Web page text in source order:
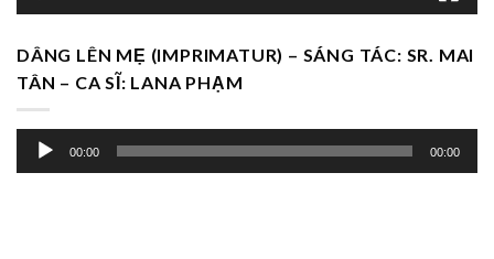
DÂNG LÊN MẸ (IMPRIMATUR) – SÁNG TÁC: SR. MAI
TÂN – CA SĨ: LANA PHẠM
Trình
chơi
00:00 00:00